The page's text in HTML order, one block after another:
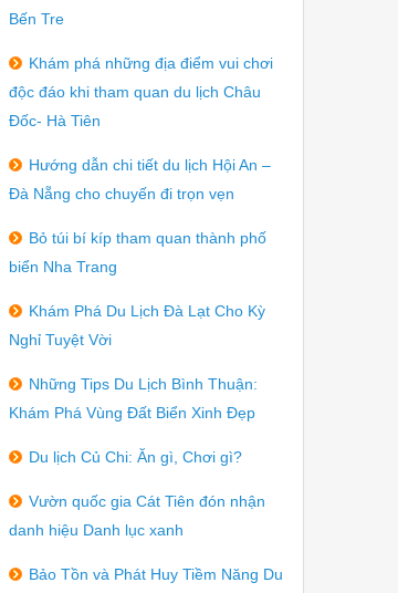
04/2026
Bến Tre
Khám phá những địa điểm vui chơi
độc đáo khi tham quan du lịch Châu
Đốc- Hà Tiên
Hướng dẫn chi tiết du lịch Hội An –
Đà Nẵng cho chuyến đi trọn vẹn
Bỏ túi bí kíp tham quan thành phố
biển Nha Trang
Khám Phá Du Lịch Đà Lạt Cho Kỳ
Nghỉ Tuyệt Vời
Những Tips Du Lịch Bình Thuận:
Khám Phá Vùng Đất Biển Xinh Đẹp
Du lịch Củ Chi: Ăn gì, Chơi gì?
Vườn quốc gia Cát Tiên đón nhận
danh hiệu Danh lục xanh
Bảo Tồn và Phát Huy Tiềm Năng Du